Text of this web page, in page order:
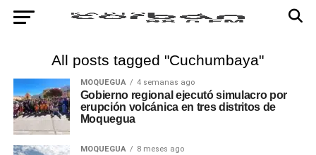
All posts tagged "Cuchumbaya"
MOQUEGUA 4 semanas ago
Gobierno regional ejecutó simulacro por
erupción volcánica en tres distritos de
Moquegua
MOQUEGUA 8 meses ago